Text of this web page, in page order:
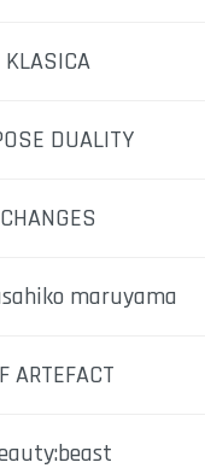
KLASICA
DUALITY
CHANGES
maruyama
ARTEFACT